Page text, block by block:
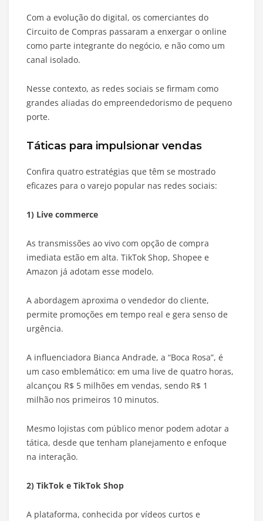
Com a evolução do digital, os comerciantes do
Circuito de Compras passaram a enxergar o online
como parte integrante do negócio, e não como um
canal isolado.
Nesse contexto, as redes sociais se firmam como
grandes aliadas do empreendedorismo de pequeno
porte.
Táticas para impulsionar vendas
Confira quatro estratégias que têm se mostrado
eficazes para o varejo popular nas redes sociais:
1) Live commerce
As transmissões ao vivo com opção de compra
imediata estão em alta. TikTok Shop, Shopee e
Amazon já adotam esse modelo.
A abordagem aproxima o vendedor do cliente,
permite promoções em tempo real e gera senso de
urgência.
A influenciadora Bianca Andrade, a “Boca Rosa”, é
um caso emblemático: em uma live de quatro horas,
alcançou R$ 5 milhões em vendas, sendo R$ 1
milhão nos primeiros 10 minutos.
Mesmo lojistas com público menor podem adotar a
tática, desde que tenham planejamento e enfoque
na interação.
2) TikTok e TikTok Shop
A plataforma, conhecida por vídeos curtos e